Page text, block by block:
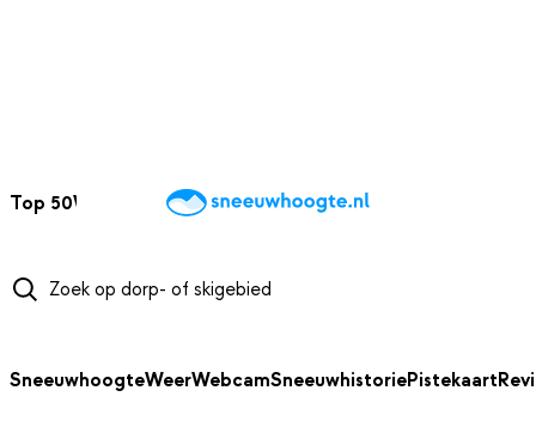
Top 50Webcams WintersportweerKaarten
SneeuwhoogteWeerWebcamSneeuwhistoriePistekaart